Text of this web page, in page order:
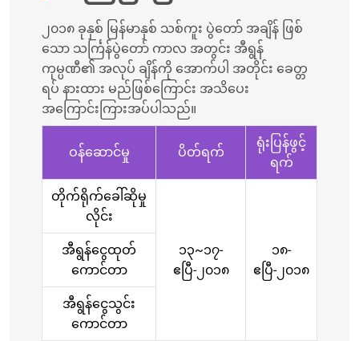
၂၀၁၈ ခုနှစ် မြန်မာနှစ် သစ်ကူး ပွဲတော် အချိန် ဖြစ်
သော သင်္ကြန်ပွဲတော် ကာလ အတွင်း အီရွန်
ကုမ္ပဏီ၏ အလုပ် ချိန်ကို အောက်ပါ အတိုင်း ခေတ္တ
ရပ် နားထား မည်ဖြစ်ကြောင်း အသိပေး
အကြောင်းကြားအပ်ပါသည်။
ဝန်ဆောင်မှု ပိတ်ရက်
ရုံးပြန်ဖွင့်
ရက်
တိုက်ရိုက်ခေါ်ဆိုမှု
လိုင်း
၁၃~၁၇-
ဧပြီ-၂၀၁၈
၁၈-
ဧပြီ-၂၀၁၈
အီရွန်ငွေထုတ်
ကောင်တာ
အီရွန်ငွေသွင်း
ကောင်တာ